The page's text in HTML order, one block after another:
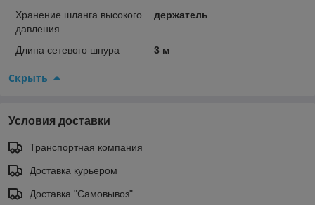
Хранение шланга высокого
давления
держатель
Длина сетевого шнура 3 м
Скрыть
Условия доставки
Транспортная компания
Доставка курьером
Доставка "Самовывоз"